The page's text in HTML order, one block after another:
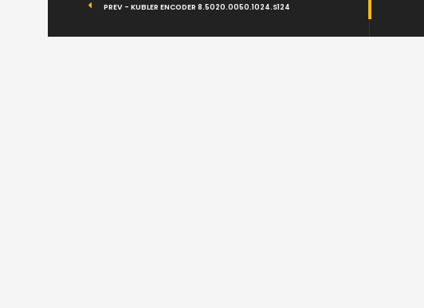
PREV - KUBLER ENCODER 8.5020.0050.1024.S124